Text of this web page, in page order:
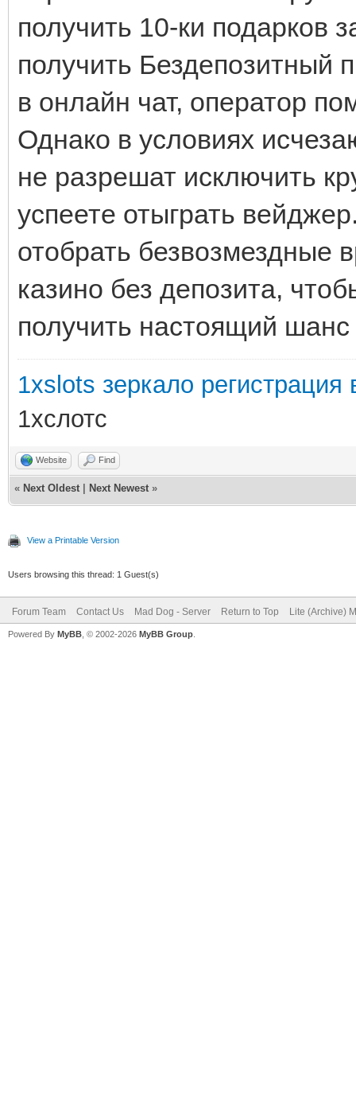
получить 10-ки подарков
получить Бездепозитный
в онлайн чат, оператор
Однако в условиях
не разрешат исключить
успеете отыграть
отобрать безвозмездные
казино без депозита,
получить настоящий шанс
1xslots зеркало
1хслотс
Website Find
« Next Oldest Next Newest »
View a Printable Version
Users browsing this thread: 1 Guest(s)
Forum Team Contact Us Mad Dog - Server Return to Top Lite (Archive)
Powered By MyBB , © 2002-2026 MyBB Group